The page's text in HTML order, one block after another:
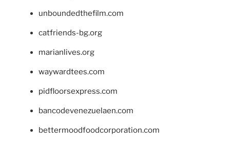
unboundedthefilm.com
catfriends-bg.org
marianlives.org
waywardtees.com
pidfloorsexpress.com
bancodevenezuelaen.com
bettermoodfoodcorporation.com